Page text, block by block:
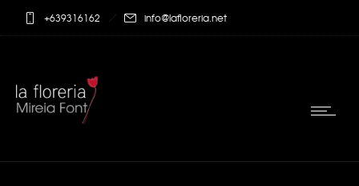
+639316162 info@lafloreria.net